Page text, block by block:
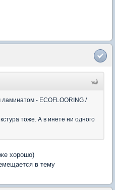
ламинатом - ECOFLOORING /
тоже. А в инете ни одного
хорошо)
в тему